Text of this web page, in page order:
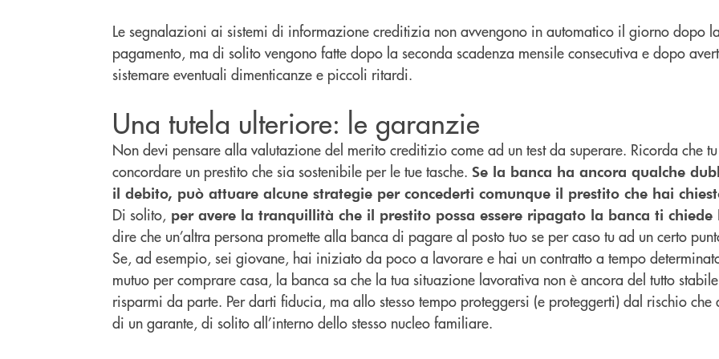
Le segnalazioni ai sistemi di informazione creditizia non avvengono in automatico il giorno dopo
pagamento, ma di solito vengono fatte dopo la seconda scadenza mensile consecutiva e dopo
sistemare eventuali dimenticanze e piccoli ritardi.
Una tutela ulteriore: le garanzie
Non devi pensare alla valutazione del merito creditizio come ad un test da superare. Ricorda che
concordare un prestito che sia sostenibile per le tue tasche. Se la banca ha ancora qualche
il debito, può attuare alcune strategie per concederti comunque il prestito che hai
Di solito, per avere la tranquillità che il prestito possa essere ripagato la banca ti
dire che un’altra persona promette alla banca di pagare al posto tuo se per caso tu ad un certo
Se, ad esempio, sei giovane, hai iniziato da poco a lavorare e hai un contratto a tempo
mutuo per comprare casa, la banca sa che la tua situazione lavorativa non è ancora del tutto
risparmi da parte. Per darti fiducia, ma allo stesso tempo proteggersi (e proteggerti) dal rischio
di un garante, di solito all’interno dello stesso nucleo familiare.